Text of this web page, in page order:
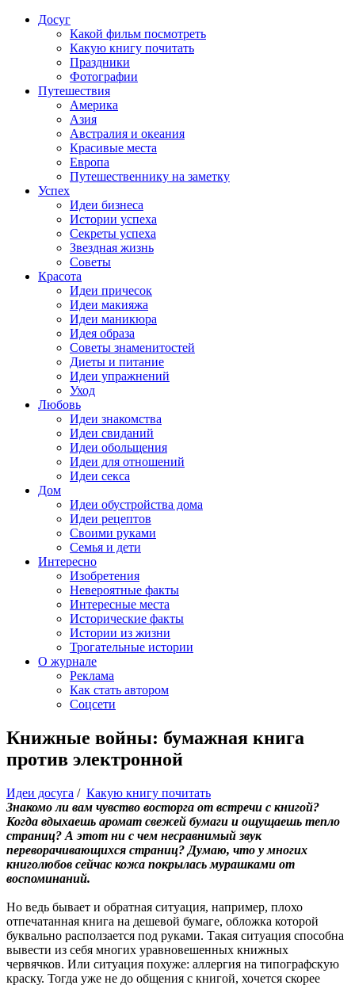
Досуг
Какой фильм посмотреть
Какую книгу почитать
Праздники
Фотографии
Путешествия
Америка
Азия
Австралия и океания
Красивые места
Европа
Путешественнику на заметку
Успех
Идеи бизнеса
Истории успеха
Секреты успеха
Звездная жизнь
Советы
Красота
Идеи причесок
Идеи макияжа
Идеи маникюра
Идея образа
Советы знаменитостей
Диеты и питание
Идеи упражнений
Уход
Любовь
Идеи знакомства
Идеи свиданий
Идеи обольщения
Идеи для отношений
Идеи секса
Дом
Идеи обустройства дома
Идеи рецептов
Своими руками
Семья и дети
Интересно
Изобретения
Невероятные факты
Интересные места
Исторические факты
Истории из жизни
Трогательные истории
О журнале
Реклама
Как стать автором
Соцсети
Книжные войны: бумажная книга
против электронной
Идеи досуга / Какую книгу почитать
Знакомо ли вам чувство восторга от встречи с книгой?
Когда вдыхаешь аромат свежей бумаги и ощущаешь тепло
страниц? А этот ни с чем несравнимый звук
переворачивающихся страниц? Думаю, что у многих
книголюбов сейчас кожа покрылась мурашками от
воспоминаний.
Но ведь бывает и обратная ситуация, например, плохо
отпечатанная книга на дешевой бумаге, обложка которой
буквально расползается под руками. Такая ситуация способна
вывести из себя многих уравновешенных книжных
червячков. Или ситуация похуже: аллергия на типографскую
краску. Тогда уже не до общения с книгой, хочется скорее